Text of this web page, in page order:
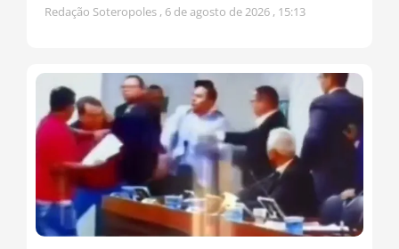
Redação Soteropoles 6 de agosto de 2026 15:13